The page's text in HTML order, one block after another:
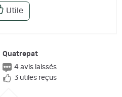
Utile
Quatrepat
4 avis laissés
3 utiles reçus